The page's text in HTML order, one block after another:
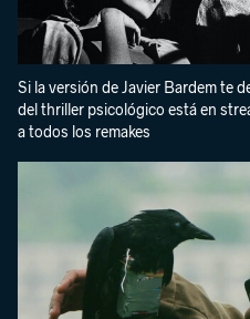
Si la versión de Javier Bardem te
del thriller psicológico está en
a todos los remakes